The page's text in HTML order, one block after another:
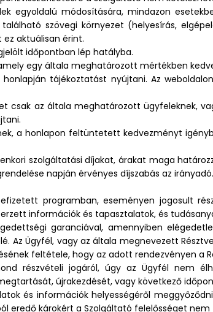
egyoldalú módosítására, mindazon
szövegi környezet (helyesírás,
aktuálisan érint.
időpontban lép hatályba.
egy általa meghatározott mértékben
tájékoztatást nyújtani. Az
csak az általa meghatározott ügyfeleknek,
a honlapon feltüntetett kedvezményt
szolgáltatási díjakat, árakat maga
napján érvényes díjszabás az irányadó.
programban, eseményen jogosult
információk és tapasztalatok, és
garanciával, amennyiben
Az Ügyfél, vagy az általa megnevezett
feltétele, hogy az adott rendezvényen a
részvételi jogáról, úgy az Ügyfél nem
újrakezdését, vagy következő
és információk helyességéről
eredő károkért a Szolgáltató felelősséget nem